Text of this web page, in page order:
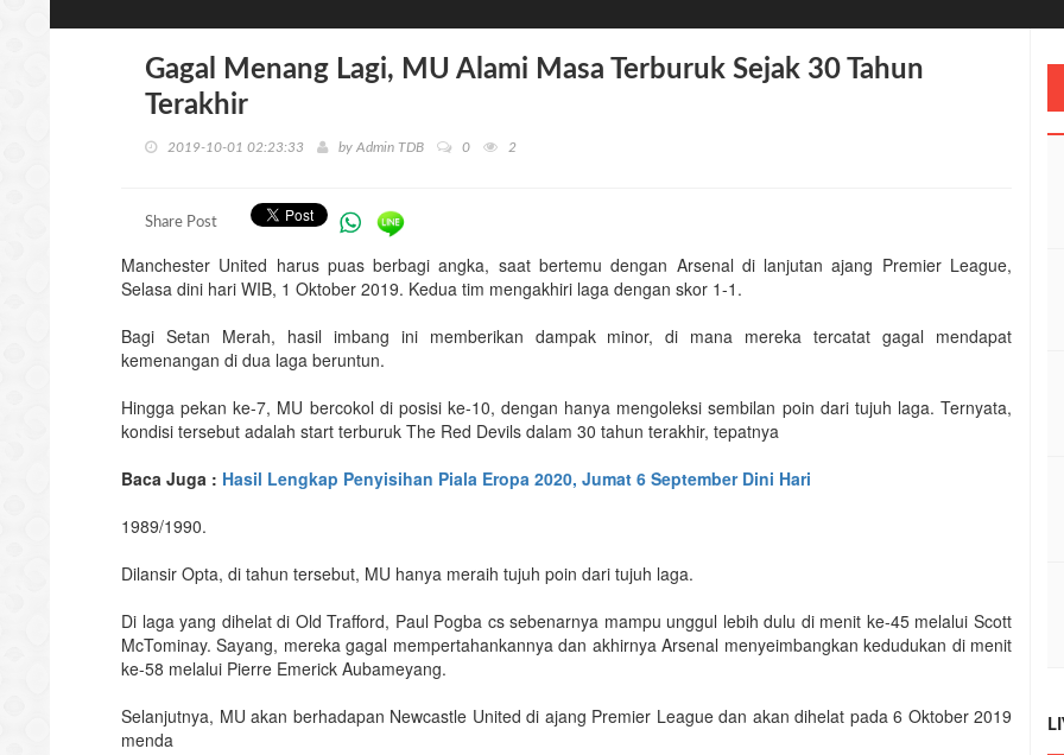
Gagal Menang Lagi, MU Alami Masa Terburuk Sejak 30 Tahun
Terakhir
2019-10-01 02:23:33 by Admin TDB 0 2
Share Post
Manchester United harus puas berbagi angka, saat bertemu dengan Arsenal di lanjutan ajang Premier League,
Selasa dini hari WIB, 1 Oktober 2019. Kedua tim mengakhiri laga dengan skor 1-1.
Bagi Setan Merah, hasil imbang ini memberikan dampak minor, di mana mereka tercatat gagal mendapat
kemenangan di dua laga beruntun.
Hingga pekan ke-7, MU bercokol di posisi ke-10, dengan hanya mengoleksi sembilan poin dari tujuh laga. Ternyata,
kondisi tersebut adalah start terburuk The Red Devils dalam 30 tahun terakhir, tepatnya
Baca Juga : Hasil Lengkap Penyisihan Piala Eropa 2020, Jumat 6 September Dini Hari
1989/1990.
Dilansir Opta, di tahun tersebut, MU hanya meraih tujuh poin dari tujuh laga.
Di laga yang dihelat di Old Trafford, Paul Pogba cs sebenarnya mampu unggul lebih dulu di menit ke-45 melalui Scott
McTominay. Sayang, mereka gagal mempertahankannya dan akhirnya Arsenal menyeimbangkan kedudukan di menit
ke-58 melalui Pierre Emerick Aubameyang.
Selanjutnya, MU akan berhadapan Newcastle United di ajang Premier League dan akan dihelat pada 6 Oktober 2019
menda